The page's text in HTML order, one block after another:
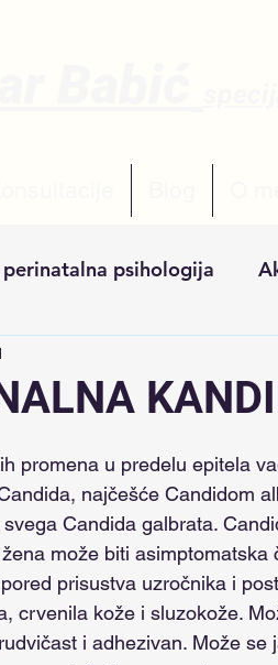
perinatalna psihologija
najčešće Candidom
Candida galbrata.
može biti
prisustva uzročnika i
crvenila kože i sluzokože.
i adhezivan. Može